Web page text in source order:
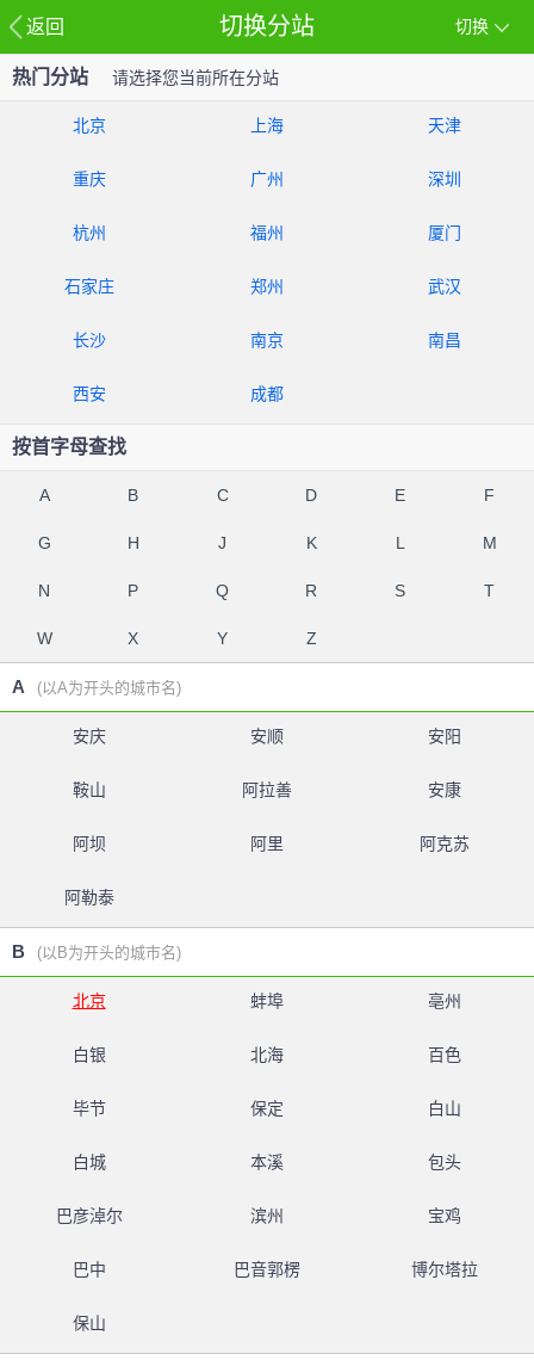
返回 切换
切换分站
热门分站 请选择您当前所在分站
北京 上海 天津
重庆 广州 深圳
杭州 福州 厦门
石家庄 郑州 武汉
长沙 南京 南昌
西安 成都
按首字母查找
A B C D E F
G H J K L M
N P Q R S T
W X Y Z
A (以A为开头的城市名)
安庆 安顺 安阳
鞍山 阿拉善 安康
阿坝 阿里 阿克苏
阿勒泰
B (以B为开头的城市名)
北京 蚌埠 亳州
白银 北海 百色
毕节 保定 白山
白城 本溪 包头
巴彦淖尔 滨州 宝鸡
巴中 巴音郭楞 博尔塔拉
保山